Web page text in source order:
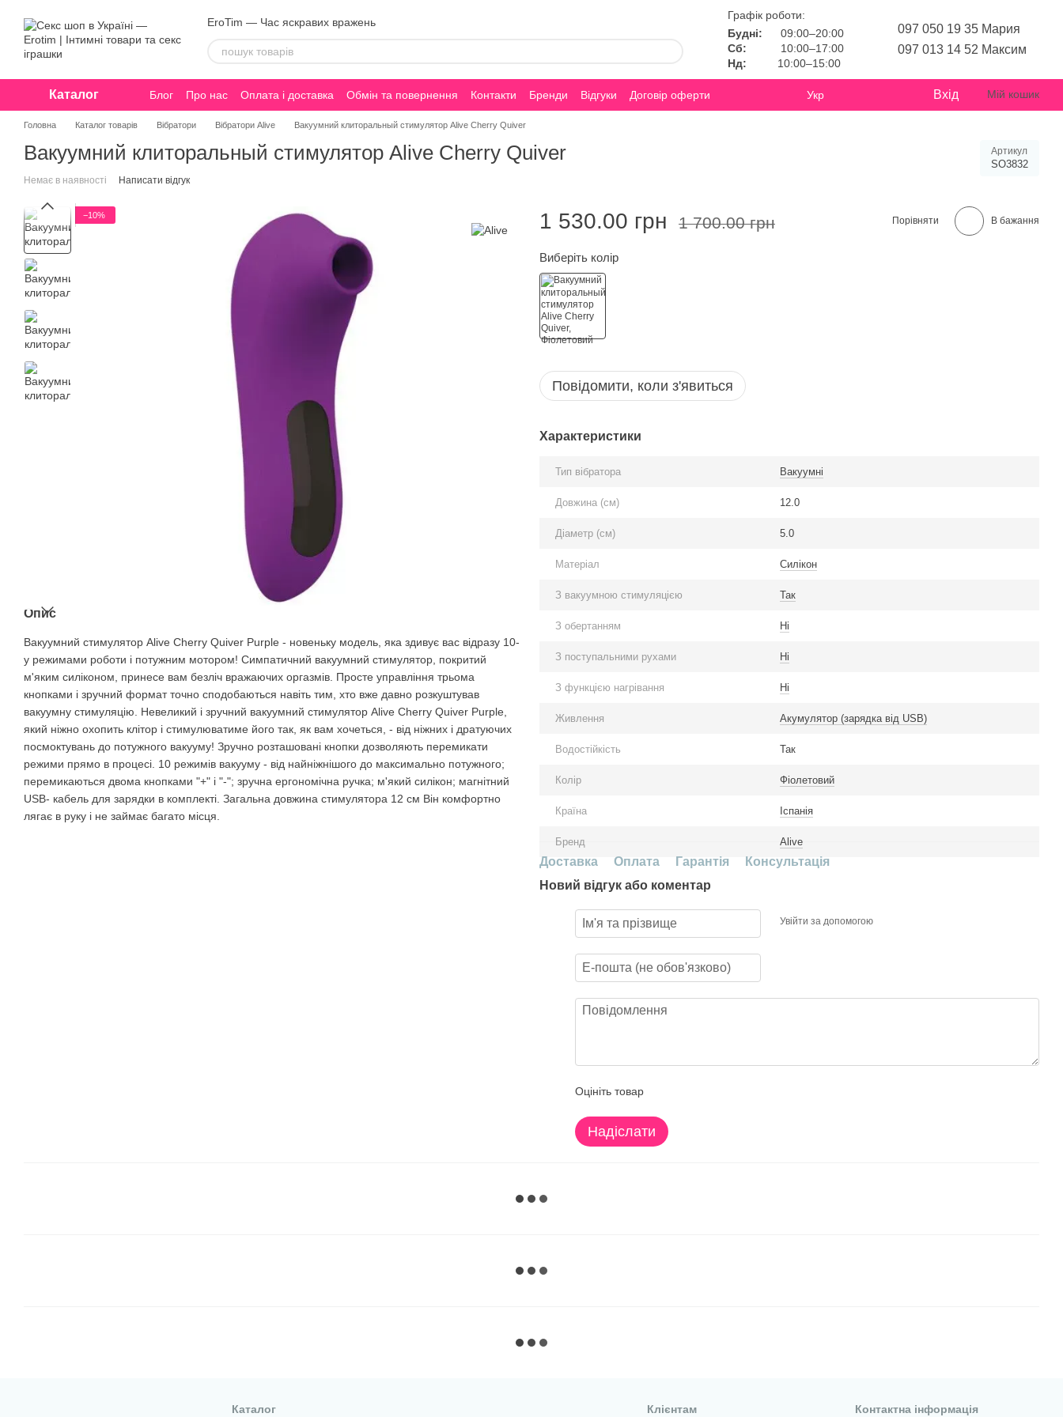
EroTim — Час яскравих вражень
Графік роботи:
Будні:
09:00–20:00
Сб:
10:00–17:00
Нд:
10:00–15:00
097 050 19 35 Мария
097 013 14 52 Максим
Каталог Блог Про нас Оплата і доставка Обмін та повернення Контакти Бренди Відгуки
Договір оферти
Конфіденційність
Укр Вхід Мій кошик
Головна Каталог товарів Вібратори Вібратори Alive Вакуумний клиторальный стимулятор Alive Cherry Quiver
Вакуумний клиторальный стимулятор Alive Cherry Quiver Артикул
SO3832
Немає в наявності Написати відгук
−10%
Опис
Вакуумний стимулятор Alive Cherry Quiver Purple - новеньку модель, яка здивує вас відразу 10-
у режимами роботи і потужним мотором! Симпатичний вакуумний стимулятор, покритий
м'яким силіконом, принесе вам безліч вражаючих оргазмів. Просте управління трьома
кнопками і зручний формат точно сподобаються навіть тим, хто вже давно розкуштував
вакуумну стимуляцію. Невеликий і зручний вакуумний стимулятор Alive Cherry Quiver Purple,
який ніжно охопить клітор і стимулюватиме його так, як вам хочеться, - від ніжних і дратуючих
посмоктувань до потужного вакууму! Зручно розташовані кнопки дозволяють перемикати
режими прямо в процесі. 10 режимів вакууму - від найніжнішого до максимально потужного;
перемикаються двома кнопками "+" і "-"; зручна ергономічна ручка; м'який силікон; магнітний
USB- кабель для зарядки в комплекті. Загальна довжина стимулятора 12 см Він комфортно
лягає в руку і не займає багато місця.
1 530.00 грн 1 700.00 грн Порівняти В бажання
Виберіть колір
Повідомити, коли з'явиться
Характеристики
Тип вібратора Вакуумні
Довжина (см) 12.0
Діаметр (см) 5.0
Матеріал Силікон
З вакуумною стимуляцією Так
З обертанням Ні
З поступальними рухами Ні
З функцією нагрівання Ні
Живлення Акумулятор (зарядка від USB)
Водостійкість Так
Колір Фіолетовий
Країна Іспанія
Бренд Alive
Доставка Оплата Гарантія
Консультація
Новий відгук або коментар
Увійти за допомогою
Оцініть товар
Надіслати
Каталог Клієнтам Контактна інформація